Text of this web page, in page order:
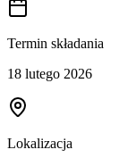
Termin składania
18 lutego 2026
Lokalizacja